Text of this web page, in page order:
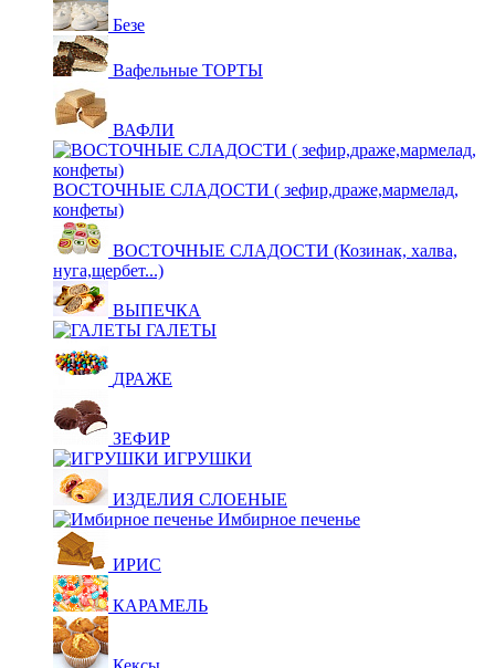
Безе
Вафельные ТОРТЫ
ВАФЛИ
ВОСТОЧНЫЕ СЛАДОСТИ ( зефир,драже,мармелад,
конфеты)
ВОСТОЧНЫЕ СЛАДОСТИ (Козинак, халва,
нуга,щербет...)
ВЫПЕЧКА
ГАЛЕТЫ
ДРАЖЕ
ЗЕФИР
ИГРУШКИ
ИЗДЕЛИЯ СЛОЕНЫЕ
Имбирное печенье
ИРИС
КАРАМЕЛЬ